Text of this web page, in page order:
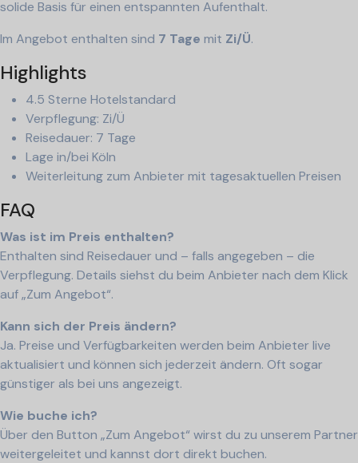
solide Basis für einen entspannten Aufenthalt.
Im Angebot enthalten sind 7 Tage mit Zi/Ü.
Highlights
4.5 Sterne Hotelstandard
Verpflegung: Zi/Ü
Reisedauer: 7 Tage
Lage in/bei Köln
Weiterleitung zum Anbieter mit tagesaktuellen Preisen
FAQ
Was ist im Preis enthalten?
Enthalten sind Reisedauer und – falls angegeben – die
Verpflegung. Details siehst du beim Anbieter nach dem Klick
auf „Zum Angebot“.
Kann sich der Preis ändern?
Ja. Preise und Verfügbarkeiten werden beim Anbieter live
aktualisiert und können sich jederzeit ändern. Oft sogar
günstiger als bei uns angezeigt.
Wie buche ich?
Über den Button „Zum Angebot“ wirst du zu unserem Partner
weitergeleitet und kannst dort direkt buchen.